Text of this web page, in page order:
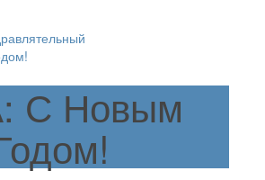
С Новым